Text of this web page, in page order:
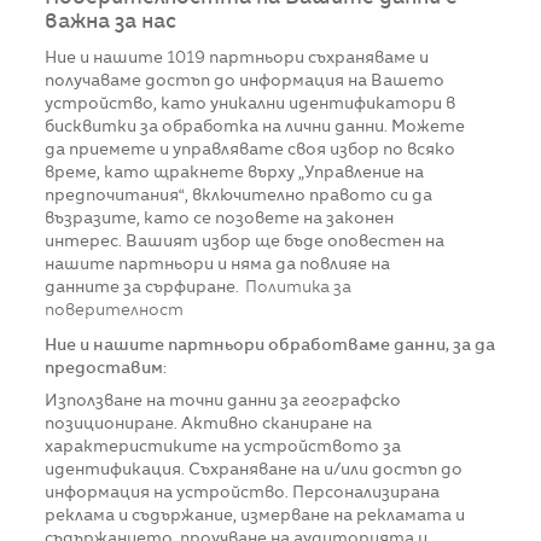
важна за нас
Ние и нашите 1019 партньори съхраняваме и
получаваме достъп до информация на Вашето
устройство, като уникални идентификатори в
бисквитки за обработка на лични данни. Можете
да приемете и управлявате своя избор по всяко
време, като щракнете върху „Управление на
предпочитания“, включително правото си да
възразите, като се позовете на законен
интерес. Вашият избор ще бъде оповестен на
нашите партньори и няма да повлияе на
данните за сърфиране.
Политика за
поверителност
Ние и нашите партньори обработваме данни, за да
предоставим:
Използване на точни данни за географско
позициониране. Активно сканиране на
характеристиките на устройството за
идентификация. Съхраняване на и/или достъп до
информация на устройство. Персонализирана
реклама и съдържание, измерване на рекламата и